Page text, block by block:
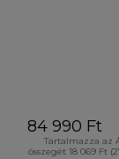
84 990 Ft
Tartalmazza az
összegét 18 069 Ft